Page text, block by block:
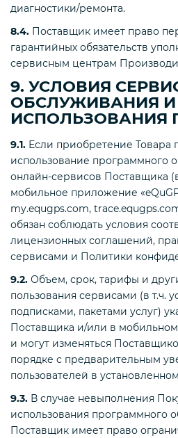
диагностики/ремонта.
8.4. Поставщик имеет право
гарантийных обязательств
сервисным центрам
9. УСЛОВИЯ
ОБСЛУЖИВАНИЯ И
ИСПОЛЬЗОВАНИЯ
9.1. Если приобретение Товара
использование программного
онлайн-сервисов Поставщика
мобильное приложение
my.equgps.com,
обязан соблюдать условия
лицензионных соглашений,
сервисами и Политики
9.2. Объем, срок, тарифы и
пользования сервисами (в т.ч.
подписками, пакетами услуг)
Поставщика и/или в
и могут изменяться
порядке с предварительным
пользователей в
9.3. В случае невыполнения
использования программного
Поставщик имеет право